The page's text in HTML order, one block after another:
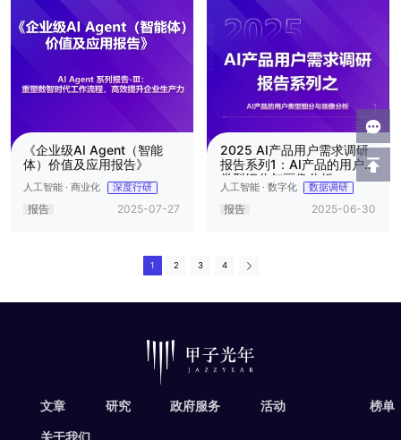
《企业级AI Agent（智能
体）价值及应用报告》
人工智能 · 商业化 深度行研
报告 2025-07-27
2025 AI产品用户需求调研
报告系列1：AI产品的用户
类型细分与画像分析
人工智能 · 数字化 数据调研
报告 2025-06-30
1 2 3 4
文章 研究 政府服务 活动 榜单
关于我们